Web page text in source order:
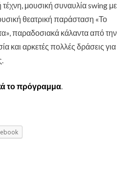
τέχνη, μουσική συναυλία swing με
θεατρική παράσταση «Το
παραδοσιακά κάλαντα από την
και αρκετές πολλές δράσεις για
το πρόγραμμα.